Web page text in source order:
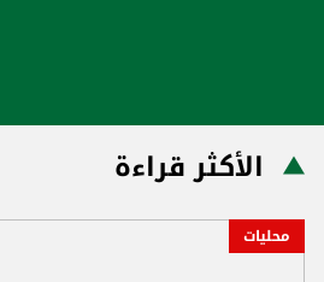
الأكثر قراءة
محليات